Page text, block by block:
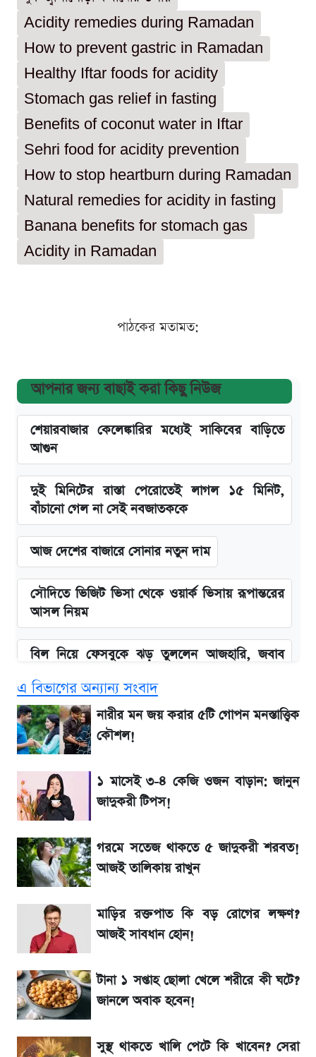
Acidity remedies during Ramadan
How to prevent gastric in Ramadan
Healthy Iftar foods for acidity
Stomach gas relief in fasting
Benefits of coconut water in Iftar
Sehri food for acidity prevention
How to stop heartburn during Ramadan
Natural remedies for acidity in fasting
Banana benefits for stomach gas
Acidity in Ramadan
পাঠকের মতামত:
আপনার জন্য বাছাই করা কিছু নিউজ
শেয়ারবাজার কেলেঙ্কারির মধ্যেই সাকিবের বাড়িতে
আগুন
দুই মিনিটের রাস্তা পেরোতেই লাগল ১৫ মিনিট,
বাঁচানো গেল না সেই নবজাতককে
আজ দেশের বাজারে সোনার নতুন দাম
সৌদিতে ভিজিট ভিসা থেকে ওয়ার্ক ভিসায় রূপান্তরের
আসল নিয়ম
বিল নিয়ে ফেসবুকে ঝড় তুললেন আজহারি, জবাব
বাংলাদেশ নিয়ে যা বললেন সজীব ওয়াজেদ জয়
২ লাখ মানুষ অপেক্ষায়, কিন্তু দেখা গেল না শেখ
হাসিনাকে! এরপর যা ঘটল...
আগামী ৪ দিনের আবহাওয়া নিয়ে বড় সতর্কবার্তা
লিটনকে নিয়ে টিম ম্যানেজমেন্টের নতুন পরিকল্পনা
আগামীকালই স্পষ্ট হবে এসএসসি ফল প্রকাশের
তারিখ
ঘোষ
শেখ হাসিনার দেশে ফেরা নিয়ে যা বললেন রুমিন
ফারহানা
এ বিভাগের অন্যান্য সংবাদ
নারীর মন জয় করার ৫টি গোপন মনস্তাত্ত্বিক
কৌশল!
১ মাসেই ৩-৪ কেজি ওজন বাড়ান: জানুন
জাদুকরী টিপস!
গরমে সতেজ থাকতে ৫ জাদুকরী শরবত!
আজই তালিকায় রাখুন
মাড়ির রক্তপাত কি বড় রোগের লক্ষণ?
আজই সাবধান হোন!
টানা ১ সপ্তাহ ছোলা খেলে শরীরে কী ঘটে?
জানলে অবাক হবেন!
সুস্থ থাকতে খালি পেটে কি খাবেন? সেরা